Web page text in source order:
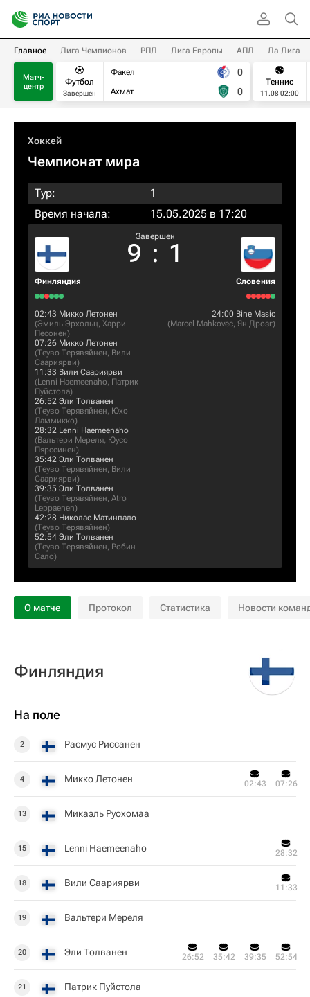
Главное Лига Чемпионов РПЛ Лига Европы АПЛ Ла Лига
Матч-
центр
Футбол
Завершен
Факел
Ахмат
0
0
Теннис
11.08 02:00
Хоккей
Чемпионат мира
Тур:
1
Время начала:
15.05.2025 в 17:20
Финляндия
Завершен
9 : 1
Словения
02:43 Микко Летонен
(Эмиль Эрхольц, Харри
Песонен)
07:26 Микко Летонен
(Теуво Терявяйнен, Вили
Саариярви)
11:33 Вили Саариярви
(Lenni Haemeenaho, Патрик
Пуйстола)
26:52 Эли Толванен
(Теуво Терявяйнен, Юхо
Ламмикко)
28:32 Lenni Haemeenaho
(Вальтери Мереля, Юусо
Пярссинен)
35:42 Эли Толванен
(Теуво Терявяйнен, Вили
Саариярви)
39:35 Эли Толванен
(Теуво Терявяйнен, Atro
Leppaenen)
42:28 Николас Матинпало
(Теуво Терявяйнен)
52:54 Эли Толванен
(Теуво Терявяйнен, Робин
Сало)
24:00 Bine Masic
(Marcel Mahkovec, Ян Дрозг)
О матче Протокол Статистика Новости
Финляндия
На поле
2 Расмус Риссанен
4 Микко Летонен 02:43 07:26
13 Микаэль Руохомаа
15 Lenni Haemeenaho 28:32
18 Вили Саариярви 11:33
19 Вальтери Мереля
20 Эли Толванен 26:52 35:42 39:35 52:54
21 Патрик Пуйстола